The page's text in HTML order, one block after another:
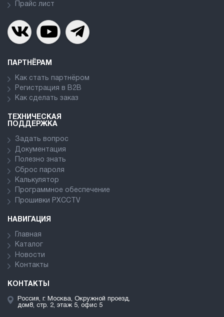
Прайс лист
ПАРТНЁРАМ
Как стать партнёром
Регистрация в В2В
Как сделать заказ
ТЕХНИЧЕСКАЯ
ПОДДЕРЖКА
Задать вопрос
Документация
Полезно знать
Сброс пароля
Калькулятор
Программное обеспечение
Прошивки PXCCTV
НАВИГАЦИЯ
Главная
Каталог
Новости
Контакты
КОНТАКТЫ
Россия, г. Москва, Окружной проезд,
дом8, стр. 2, этаж 5, офис 5